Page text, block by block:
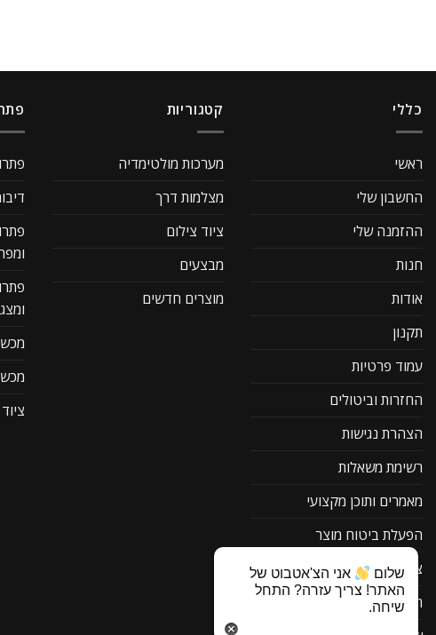
כללי
ראשי
החשבון שלי
ההזמנה שלי
חנות
אודות
תקנון
עמוד פרטיות
החזרות וביטולים
הצהרת נגישות
רשימת משאלות
מאמרים ותוכן מקצועי
הפעלת ביטוח מוצר
צור קשר
תוכנה להורדה F1
קטגוריות
מערכות מולטימדיה
מצלמות דרך
ציוד צילום
מבצעים
מוצרים חדשים
שלום
אני הצ'אטבוט של
האתר! צריך עזרה? התחל
שיחה.